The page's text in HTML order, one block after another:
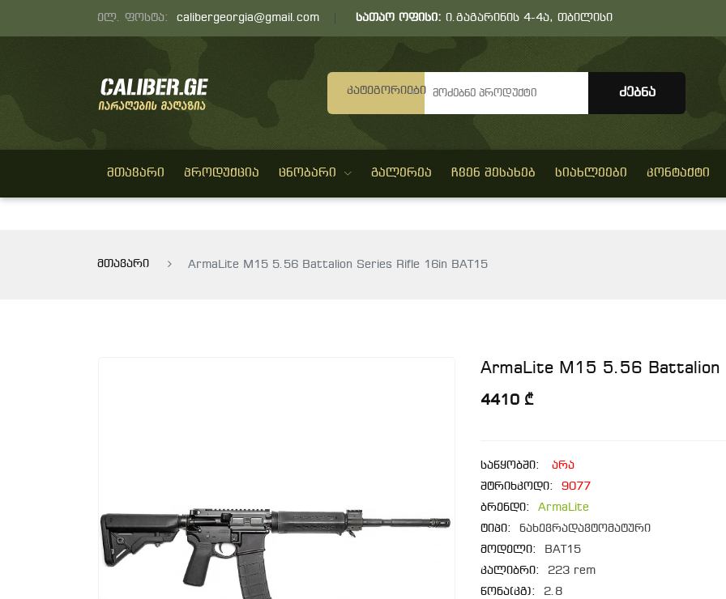
ელ. ფოსტა: calibergeorgia@gmail.com სათაო ოფისი: ი.გაგარინის 4-4ა, თბილისი
Კატეგორიები
ᲛᲗᲐᲕᲐᲠᲘ ᲞᲠᲝᲓᲣᲥᲪᲘᲐ ᲪᲜᲝᲑᲐᲠᲘ ᲒᲐᲚᲔᲠᲔᲐ ᲩᲕᲔᲜ ᲨᲔᲡᲐᲮᲔᲑ ᲡᲘᲐᲮᲚᲔᲔᲑᲘ ᲙᲝᲜᲢᲐᲥᲢᲘ
მთავარი ArmaLite M15 5.56 Battalion Series Rifle 16in BAT15
ArmaLite M15 5.56 Battalion
4410 ₾
საწყობში:
არა
შტრიხკოდი:
9077
ბრენდი:
ArmaLite
ტიპი:
ნახევრადავტომატური
მოდელი:
BAT15
კალიბრი:
223 rem
წონა(კგ):
2.8